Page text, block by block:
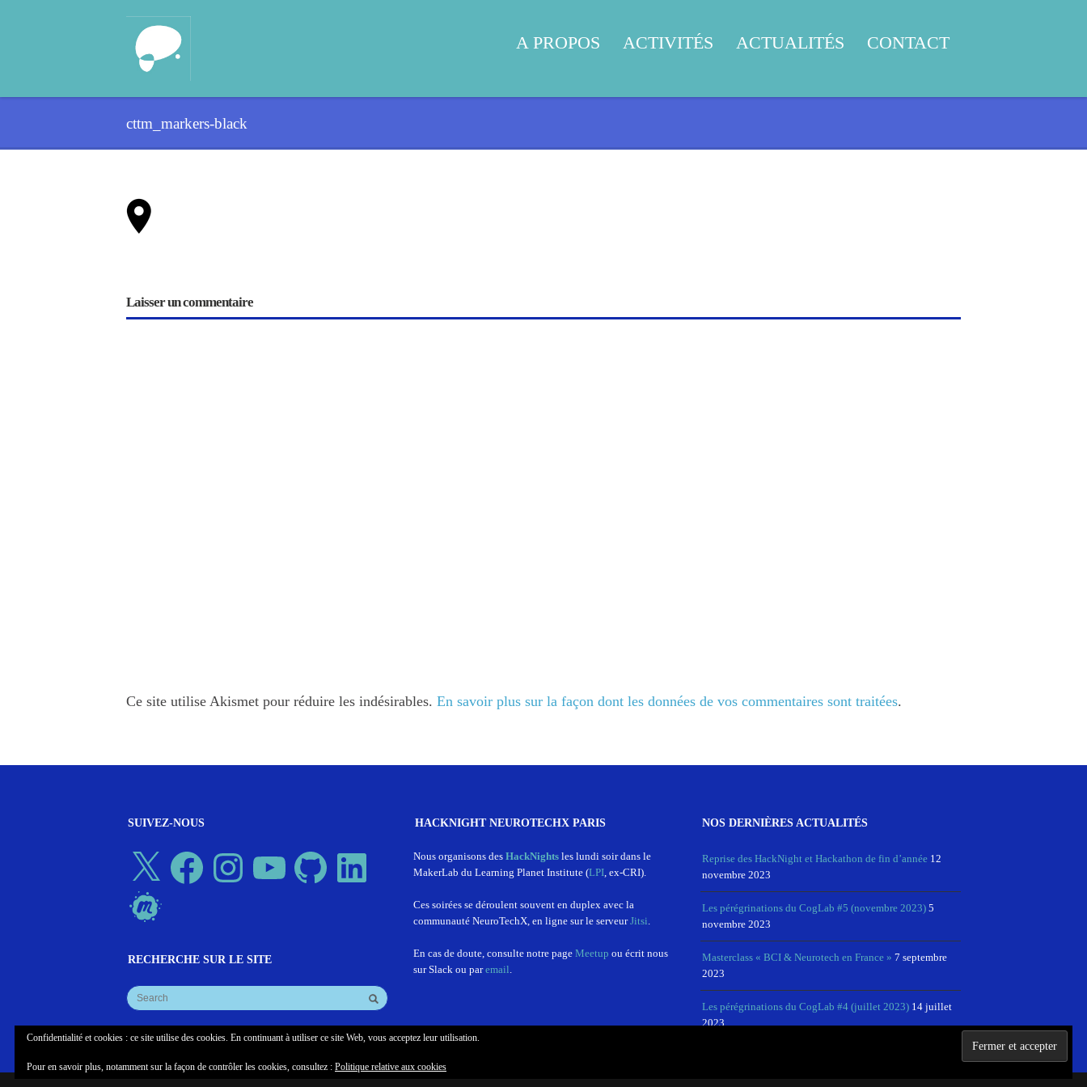
A PROPOS ACTIVITÉS ACTUALITÉS CONTACT
cttm_markers-black
Laisser un commentaire
Ce site utilise Akismet pour réduire les indésirables. En savoir plus sur la façon dont les données de vos commentaires sont traitées.
SUIVEZ-NOUS
Facebook Instagram GitHub LinkedIn
Meetup
RECHERCHE SUR LE SITE
HACKNIGHT NEUROTECHX PARIS
Nous organisons des HackNightsles lundi soir dans le
MakerLab du Learning Planet Institute (LPI, ex-CRI).
Ces soirées se déroulent souvent en duplex avec la
communauté NeuroTechX, en ligne sur le serveurJitsi.
En cas de doute, consulte notre page Meetup ou écrit nous
sur Slack ou paremail.
NOS DERNIÈRES ACTUALITÉS
Reprise des HackNight et Hackathon de fin d’année 12
novembre 2023
Les pérégrinations du CogLab #5 (novembre 2023) 5
novembre 2023
Masterclass « BCI & Neurotech en France » 7 septembre
2023
Les pérégrinations du CogLab #4 (juillet 2023) 14 juillet
2023
Confidentialité et cookies : ce site utilise des cookies. En continuant à utiliser ce site Web, vous acceptez leur utilisation.
Pour en savoir plus, notamment sur la façon de contrôler les cookies, consultez : Politique relative aux cookies